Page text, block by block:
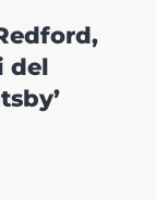
del